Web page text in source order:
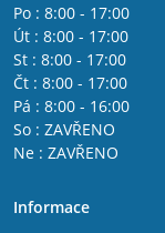
Po : 8:00 - 17:00
Út : 8:00 - 17:00
St : 8:00 - 17:00
Čt : 8:00 - 17:00
Pá : 8:00 - 16:00
So : ZAVŘENO
Ne : ZAVŘENO
Informace